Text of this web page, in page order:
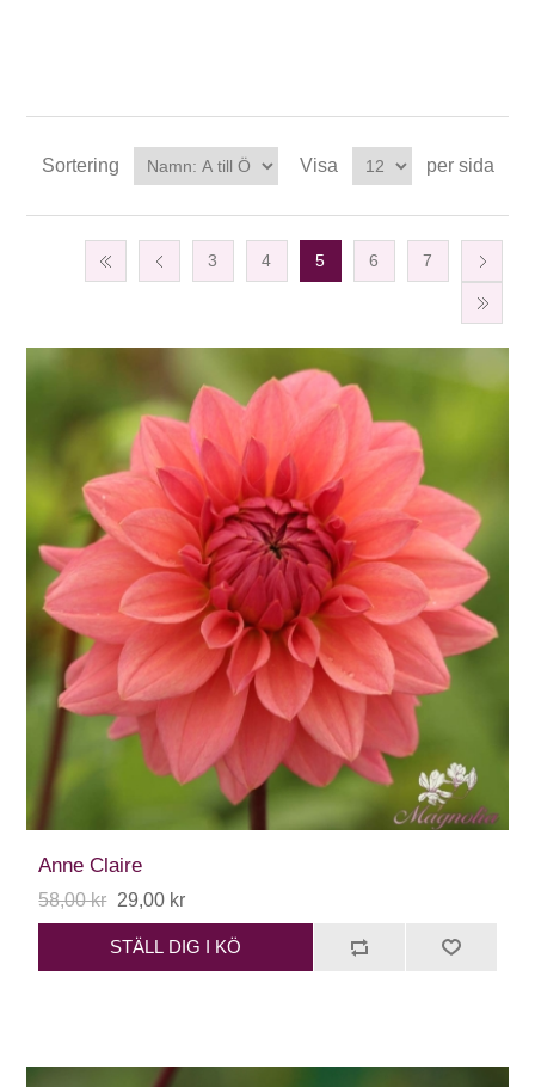
Sortering Visa per sida
3 4 5 6 7
Anne Claire
58,00 kr 29,00 kr
STÄLL DIG I KÖ